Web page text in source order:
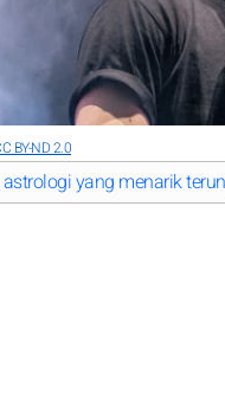
BY-ND 2.0
yang menarik